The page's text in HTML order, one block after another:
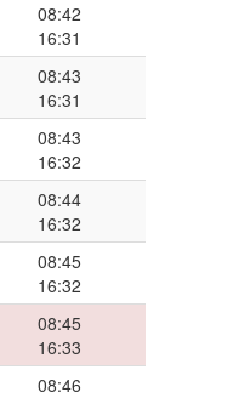
08:42
16:31
08:43
16:31
08:43
16:32
08:44
16:32
08:45
16:32
08:45
16:33
08:46